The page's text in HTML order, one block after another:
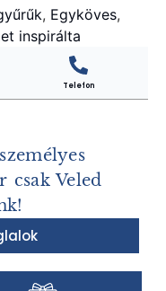
, Egyköves,
inspirálta
Telefon
csak Veled